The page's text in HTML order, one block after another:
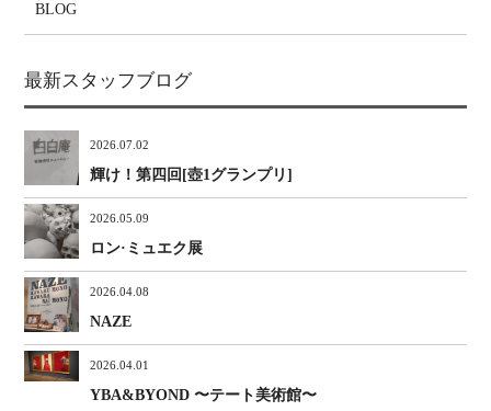
BLOG
最新スタッフブログ
2026.07.02
輝け！第四回[壺1グランプリ]
2026.05.09
ロン·ミュエク展
2026.04.08
NAZE
2026.04.01
YBA&BYOND 〜テート美術館〜